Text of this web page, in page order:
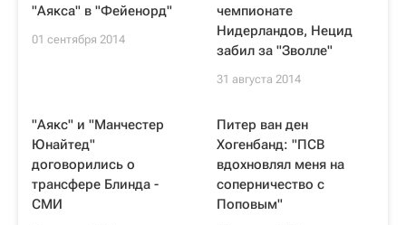
"Аякса" в "Фейенорд"
01 сентября 2014
чемпионате
Нидерландов, Нецид
забил за "Зволле"
31 августа 2014
"Аякс" и "Манчестер
Юнайтед"
договорились о
трансфере Блинда -
СМИ
Питер ван ден
Хогенбанд: "ПСВ
вдохновлял меня на
соперничество с
Поповым"